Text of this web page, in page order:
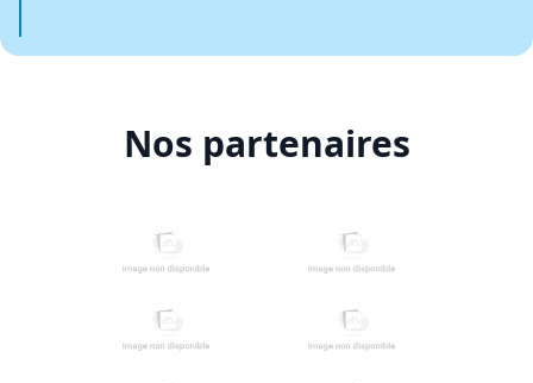
Nos partenaires